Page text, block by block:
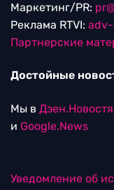
Маркетинг/PR:
Реклама RTVI: adv-
Партнерские
Достойные
Мы в
и Google.News
Уведомление об